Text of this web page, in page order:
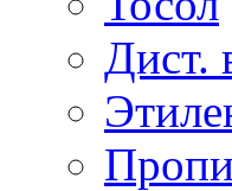
Дист.